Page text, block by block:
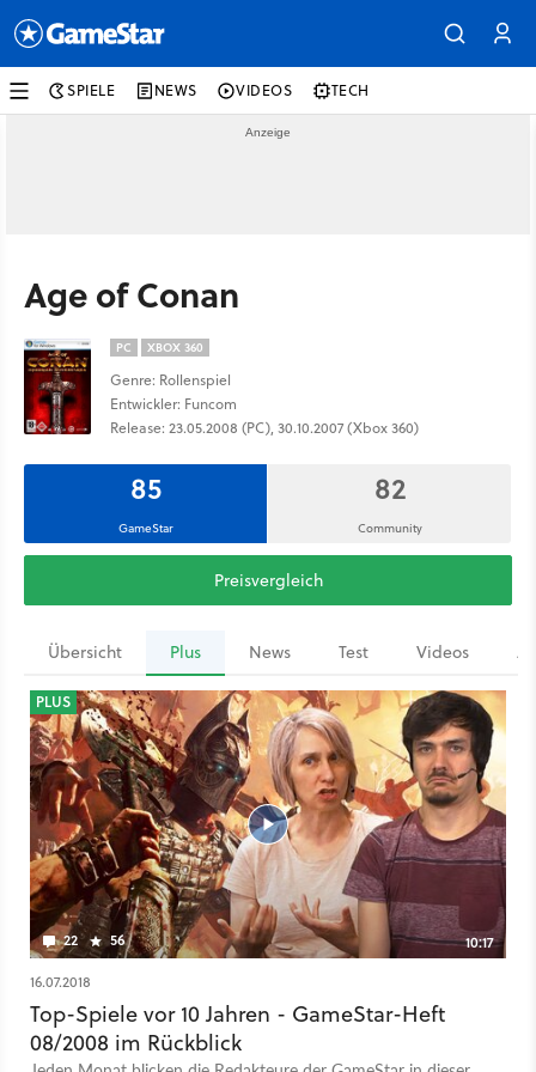
SPIELE NEWS VIDEOS TECH
Age of Conan
PC XBOX 360
Genre: Rollenspiel
Entwickler: Funcom
Release: 23.05.2008 (PC), 30.10.2007 (Xbox 360)
85
GameStar
82
Community
Preisvergleich
Übersicht Plus News Test Videos
22 56 10:17
PLUS
16.07.2018
Top-Spiele vor 10 Jahren - GameStar-Heft
08/2008 im Rückblick